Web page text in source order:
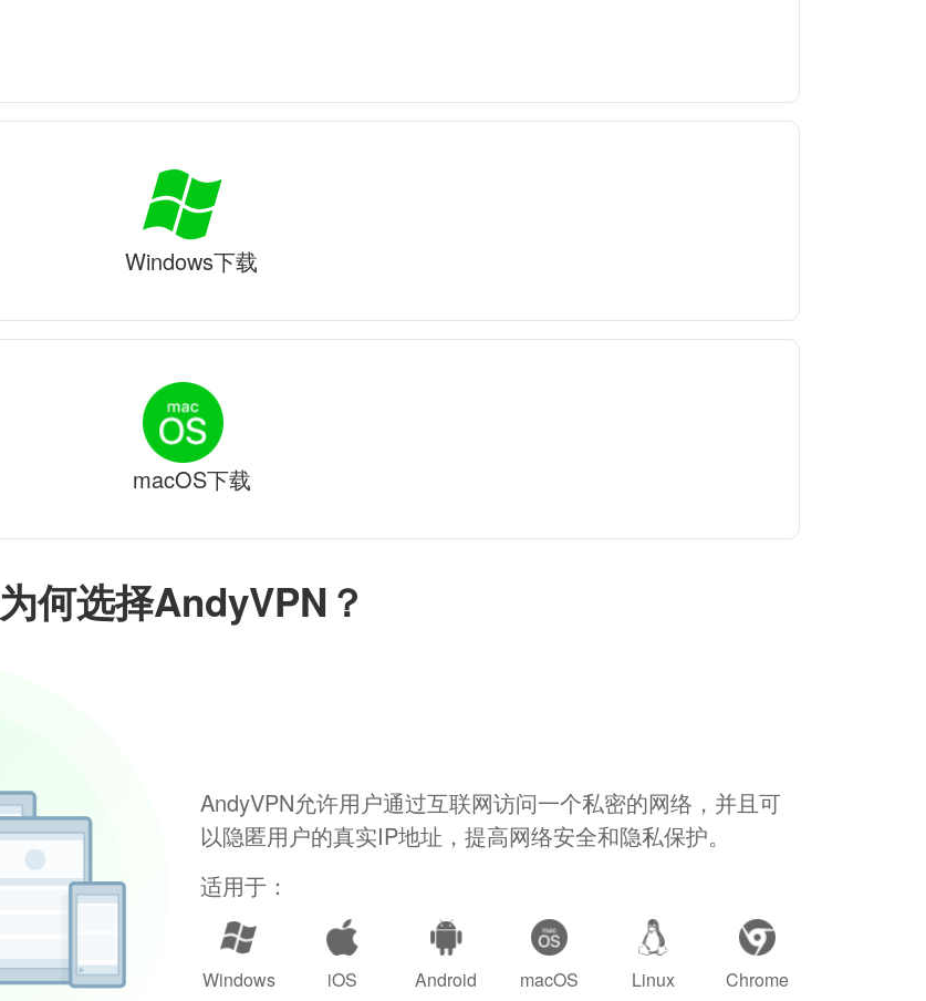
为何选择AndyVPN？
AndyVPN允许用户通过互联网访问一个私密的网络，并且可
以隐匿用户的真实IP地址，提高网络安全和隐私保护。
适用于：
Windows iOS Android macOS Linux Chrome
Windows下载
macOS下载